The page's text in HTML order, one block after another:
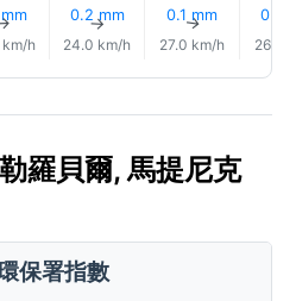
h
0.2 mm
↑
24.0 km/h
0.1 mm
↑
27.0 km/h
0.0
26.0
羅貝爾, 馬提尼克
保署指數